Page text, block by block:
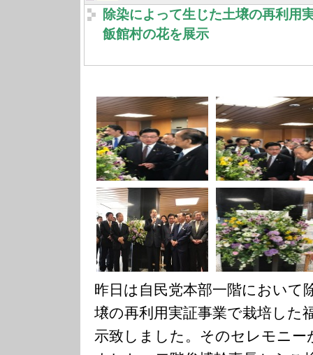
除染によって生じた土壌の再利用
飯館村の花を展示
昨日は自民党本部一階において
壌の再利用実証事業で栽培した
示致しました。そのセレモニー